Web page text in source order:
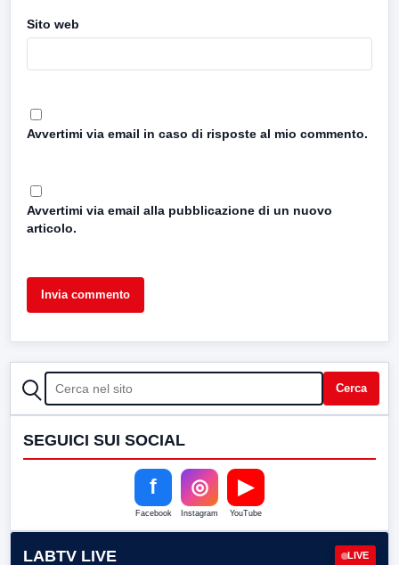
Sito web
Avvertimi via email in caso di risposte al mio commento.
Avvertimi via email alla pubblicazione di un nuovo
articolo.
CERCA Cerca
SEGUICI SUI SOCIAL
f
Facebook
◎
Instagram
▶
YouTube
LABTV LIVE LIVE